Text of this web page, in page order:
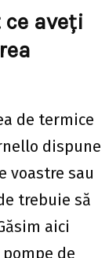
aveți
de termice
dispune
voastre sau
trebuie să
aici
de